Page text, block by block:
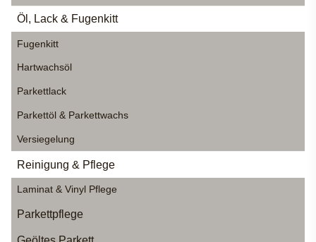
Öl, Lack & Fugenkitt
Fugenkitt
Hartwachsöl
Parkettlack
Parkettöl & Parkettwachs
Versiegelung
Reinigung & Pflege
Laminat & Vinyl Pflege
Parkettpflege